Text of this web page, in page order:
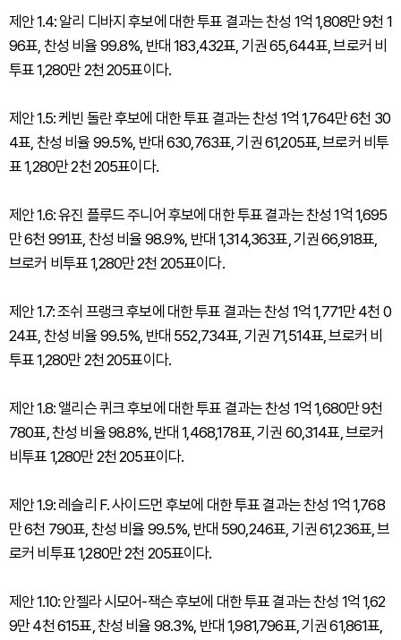
제안 1.4: 알리 디바지 후보에 대한 투표 결과는 찬성 1억 1,808만 9천 1
96표, 찬성 비율 99.8%, 반대 183,432표, 기권 65,644표, 브로커 비
투표 1,280만 2천 205표이다.
제안 1.5: 케빈 돌란 후보에 대한 투표 결과는 찬성 1억 1,764만 6천 30
4표, 찬성 비율 99.5%, 반대 630,763표, 기권 61,205표, 브로커 비투
표 1,280만 2천 205표이다.
제안 1.6: 유진 플루드 주니어 후보에 대한 투표 결과는 찬성 1억 1,695
만 6천 991표, 찬성 비율 98.9%, 반대 1,314,363표, 기권 66,918표,
브로커 비투표 1,280만 2천 205표이다.
제안 1.7: 조쉬 프랭크 후보에 대한 투표 결과는 찬성 1억 1,771만 4천 0
24표, 찬성 비율 99.5%, 반대 552,734표, 기권 71,514표, 브로커 비
투표 1,280만 2천 205표이다.
제안 1.8: 앨리슨 퀴크 후보에 대한 투표 결과는 찬성 1억 1,680만 9천
780표, 찬성 비율 98.8%, 반대 1,468,178표, 기권 60,314표, 브로커
비투표 1,280만 2천 205표이다.
제안 1.9: 레슬리 F. 사이드먼 후보에 대한 투표 결과는 찬성 1억 1,768
만 6천 790표, 찬성 비율 99.5%, 반대 590,246표, 기권 61,236표, 브
로커 비투표 1,280만 2천 205표이다.
제안 1.10: 안젤라 시모어-잭슨 후보에 대한 투표 결과는 찬성 1억 1,62
9만 4천 615표, 찬성 비율 98.3%, 반대 1,981,796표, 기권 61,861표,